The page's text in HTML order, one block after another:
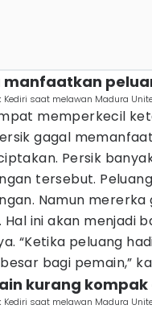
manfaatkan
Kediri saat melawan Madura
memperkecil
gagal
Persik
tersebut.
Namun
ini akan menjadi
“Ketika peluang
bagi pemain,”
kurang
Kediri saat melawan Madura